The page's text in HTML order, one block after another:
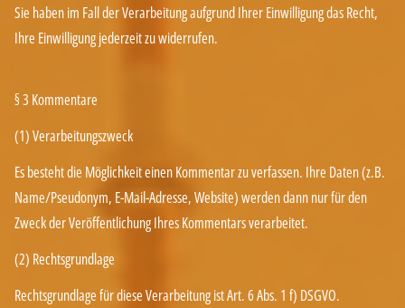
Sie haben im Fall der Verarbeitung aufgrund Ihrer Einwilligung das Recht,
Ihre Einwilligung jederzeit zu widerrufen.
§ 3 Kommentare
(1) Verarbeitungszweck
Es besteht die Möglichkeit einen Kommentar zu verfassen. Ihre Daten (z.B.
Name/Pseudonym, E-Mail-Adresse, Website) werden dann nur für den
Zweck der Veröffentlichung Ihres Kommentars verarbeitet.
(2) Rechtsgrundlage
Rechtsgrundlage für diese Verarbeitung ist Art. 6 Abs. 1 f) DSGVO.